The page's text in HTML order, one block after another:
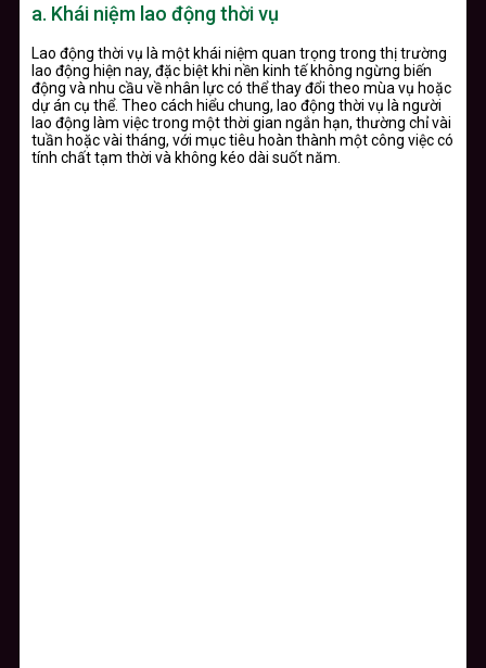
a. Khái niệm lao động thời vụ
Lao động thời vụ là một khái niệm quan trọng trong thị trường
lao động hiện nay, đặc biệt khi nền kinh tế không ngừng biến
động và nhu cầu về nhân lực có thể thay đổi theo mùa vụ hoặc
dự án cụ thể. Theo cách hiểu chung, lao động thời vụ là người
lao động làm việc trong một thời gian ngắn hạn, thường chỉ vài
tuần hoặc vài tháng, với mục tiêu hoàn thành một công việc có
tính chất tạm thời và không kéo dài suốt năm.